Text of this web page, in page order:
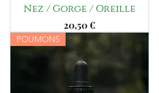
Nez / Gorge / Oreille
Prix
20,50 €
POUMONS